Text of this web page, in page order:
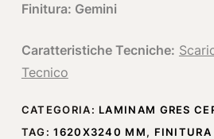
Finitura: Gemini
Caratteristiche Tecniche:
Tecnico
CATEGORIA: LAMINAM GRES
TAG:1620X3240 MM, FINITURA